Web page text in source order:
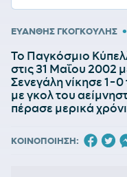
ΕΥΑΝΘΗΣ ΓΚΟΓΚΟΥΛΗΣ •
Το Παγκόσμιο
στις 31 Μαΐου 2002
Σενεγάλη νίκησε 1-0
με γκολ του
πέρασε μερικά
ΚΟΙΝΟΠΟΙΗΣΗ: